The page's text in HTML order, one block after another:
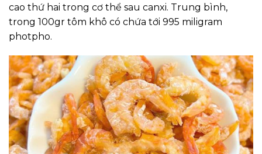
cao thứ hai trong cơ thể sau canxi. Trung bình,
trong 100gr tôm khô có chứa tới 995 miligram
photpho.